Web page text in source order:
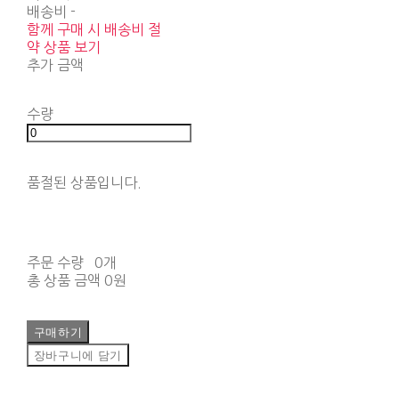
배송비 -
함께 구매 시 배송비 절
약 상품 보기
추가 금액
수량
품절된 상품입니다.
주문 수량
0개
총 상품 금액 0원
구매하기
장바구니에 담기